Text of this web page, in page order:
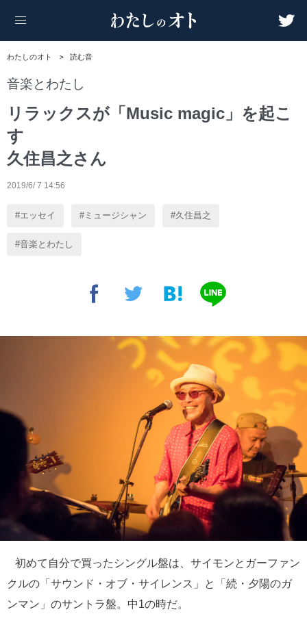
わたしのオト 読む音
音楽とわたし
リラックスが「Music magic」を起こ
す
久住昌之さん
2019/6/ 7 14:56
エッセイ ミュージシャン 久住昌之
音楽とわたし
初めて自分で買ったシングル盤は、サイモンとガーファン
クルの「サウンド・オブ・サイレンス」と「続・夕陽のガ
ンマン」のサントラ盤。中1の時だ。